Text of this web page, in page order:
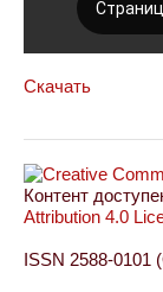
Скачать
Контент
Attribution 4.0
ISSN 2588-0101